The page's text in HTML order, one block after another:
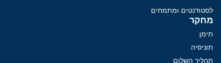
לסטודנטים ומתמחים
מחקר
תימן
תוניסיה
תהליך השלום